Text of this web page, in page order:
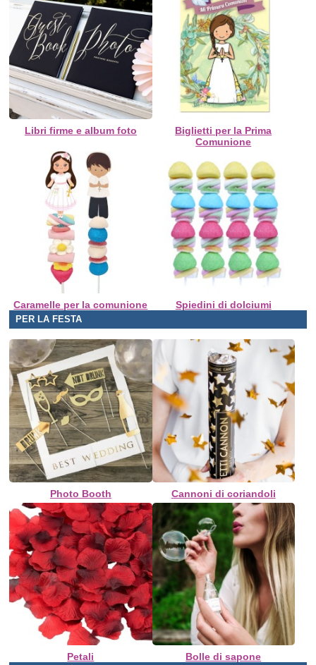
Libri firme e album foto
Biglietti per la Prima
Comunione
Caramelle per la comunione Spiedini di dolciumi
PER LA FESTA
Photo Booth Cannoni di coriandoli
Petali Bolle di sapone